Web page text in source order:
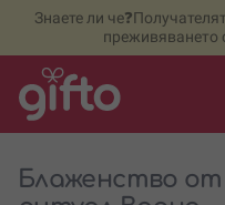
Знаете ли
преживяването
Блаженство от